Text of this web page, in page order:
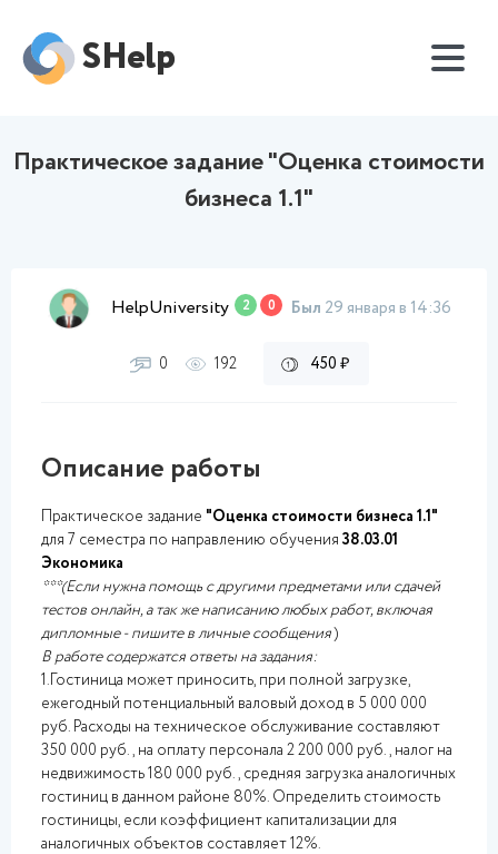
SHelp
Практическое задание "Оценка стоимости
бизнеса 1.1"
HelpUniversity 2 0 Был 29 января в 14:36
0 192 450 ₽
Описание работы
Практическое задание "Оценка стоимости бизнеса 1.1"
для 7 семестра по направлению обучения 38.03.01
Экономика
***(Если нужна помощь с другими предметами или сдачей
тестов онлайн, а так же написанию любых работ, включая
дипломные - пишите в личные сообщения)
В работе содержатся ответы на задания:
1.Гостиница может приносить, при полной загрузке,
ежегодный потенциальный валовый доход в 5 000 000
руб. Расходы на техническое обслуживание составляют
350 000 руб., на оплату персонала 2 200 000 руб., налог на
недвижимость 180 000 руб., средняя загрузка аналогичных
гостиниц в данном районе 80%. Определить стоимость
гостиницы, если коэффициент капитализации для
аналогичных объектов составляет 12%.